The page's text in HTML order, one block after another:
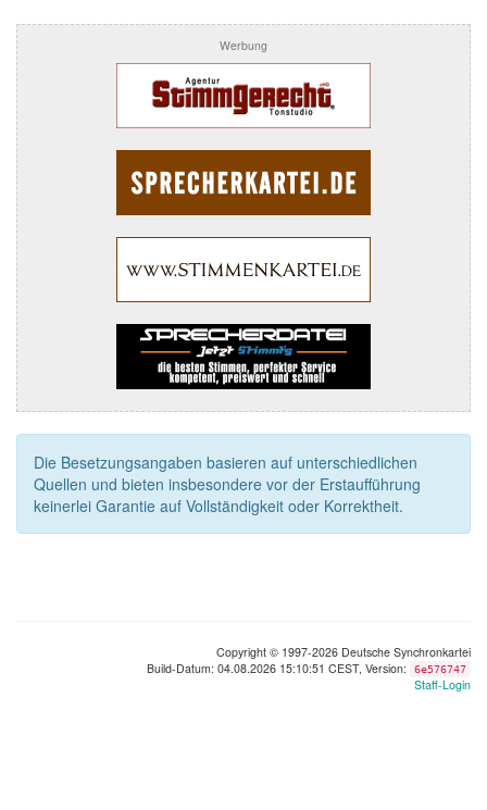
Werbung
Die Besetzungsangaben basieren auf unterschiedlichen
Quellen und bieten insbesondere vor der Erstaufführung
keinerlei Garantie auf Vollständigkeit oder Korrektheit.
Copyright © 1997-2026 Deutsche Synchronkartei
Build-Datum: 04.08.2026 15:10:51 CEST, Version:
6e576747
Staff-Login